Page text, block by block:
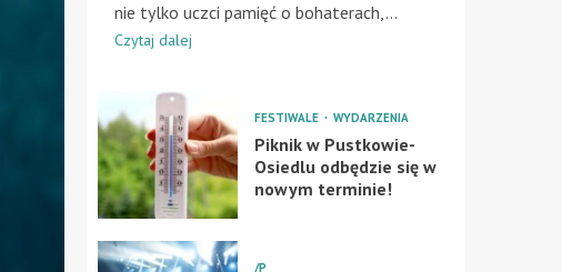
nie tylko uczci pamięć o bohaterach,...
Czytaj dalej
FESTIWALE WYDARZENIA
Piknik w Pustkowie-
Osiedlu odbędzie się w
nowym terminie!
/P